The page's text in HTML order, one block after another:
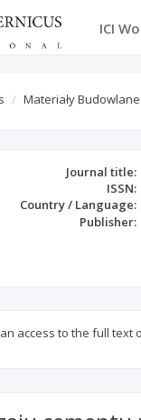
ICI
Materiały Budowlane
Journal title:
ISSN:
Country / Language:
Publisher:
access to the full text